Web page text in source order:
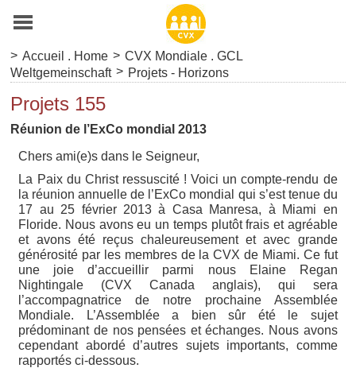
> Accueil . Home > CVX Mondiale . GCL
Weltgemeinschaft > Projets - Horizons
Projets 155
Réunion de l’ExCo mondial 2013
Chers ami(e)s dans le Seigneur,
La Paix du Christ ressuscité ! Voici un compte-rendu de
la réunion annuelle de l’ExCo mondial qui s’est tenue du
17 au 25 février 2013 à Casa Manresa, à Miami en
Floride. Nous avons eu un temps plutôt frais et agréable
et avons été reçus chaleureusement et avec grande
générosité par les membres de la CVX de Miami. Ce fut
une joie d’accueillir parmi nous Elaine Regan
Nightingale (CVX Canada anglais), qui sera
l’accompagnatrice de notre prochaine Assemblée
Mondiale. L’Assemblée a bien sûr été le sujet
prédominant de nos pensées et échanges. Nous avons
cependant abordé d’autres sujets importants, comme
rapportés ci-dessous.